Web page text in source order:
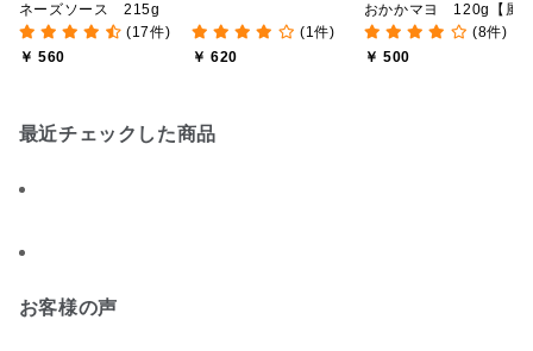
ネーズソース 215g
(17件)
￥ 560
(1件)
￥ 620
おかかマヨ 120g【風
豊かな万能だし 使用】
(8件)
￥ 500
最近チェックした商品
お客様の声